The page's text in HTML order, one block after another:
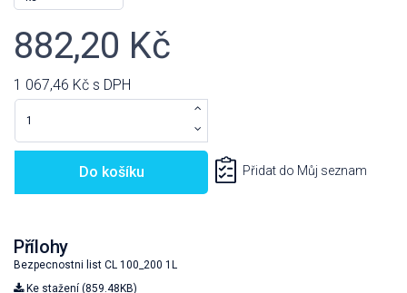
882,20 Kč
1 067,46 Kč s DPH
Do košíku Přidat do Můj seznam
Přílohy
Bezpecnostni list CL 100_200 1L
Ke stažení (859.48KB)